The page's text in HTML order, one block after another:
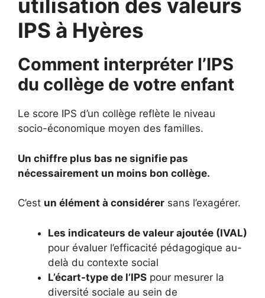
utilisation des valeurs
IPS à Hyères
Comment interpréter l’IPS
du collège de votre enfant
Le score IPS d’un collège reflète le niveau
socio-économique moyen des familles.
Un chiffre plus bas ne signifie pas
nécessairement un moins bon collège.
C’est un élément à considérer sans l’exagérer.
Les indicateurs de valeur ajoutée (IVAL)
pour évaluer l’efficacité pédagogique au-
delà du contexte social
L’écart-type de l’IPS pour mesurer la
diversité sociale au sein de